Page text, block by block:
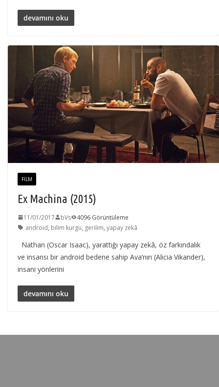
devamını oku
FILM
Ex Machina (2015)
11/01/2017 bVs
4096 Görüntüleme
android, bilim kurgu, gerilim, yapay zekâ
Nathan (Oscar Isaac), yarattığı yapay zekâ, öz farkındalık
ve insansı bir android bedene sahip Ava’nın (Alicia Vikander),
insani yönlerini
devamını oku